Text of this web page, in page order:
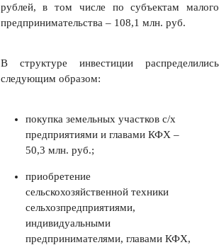
рублей, в том числе по субъектам малого
предпринимательства – 108,1 млн. руб.
В структуре инвестиции распределились
следующим образом:
покупка земельных участков с/х
предприятиями и главами КФХ –
50,3 млн. руб.;
приобретение
сельскохозяйственной техники
сельхозпредприятиями,
индивидуальными
предпринимателями, главами КФХ,